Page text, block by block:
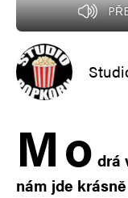
Mo drá
nám jde